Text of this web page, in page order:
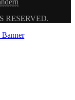
RESERVED.